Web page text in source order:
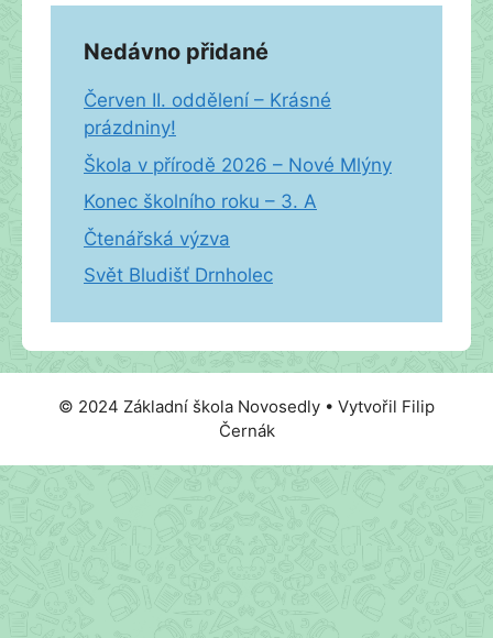
Nedávno přidané
Červen II. oddělení – Krásné
prázdniny!
Škola v přírodě 2026 – Nové Mlýny
Konec školního roku – 3. A
Čtenářská výzva
Svět Bludišť Drnholec
© 2024 Základní škola Novosedly • Vytvořil Filip
Černák